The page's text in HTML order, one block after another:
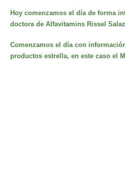
Hoy comenzamos el día de forma
doctora de Alfavitamins Rissel
Comenzamos el día con
productos estrella, en este caso el